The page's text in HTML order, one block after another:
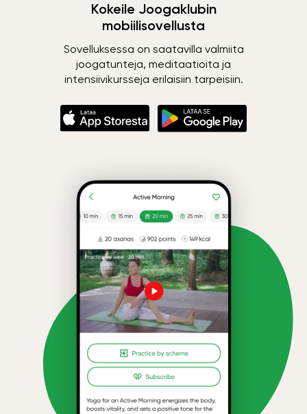
Kokeile Joogaklubin
mobiilisovellusta
Sovelluksessa on saatavilla valmiita
joogatunteja, meditaatioita ja
intensiivikursseja erilaisiin tarpeisiin.